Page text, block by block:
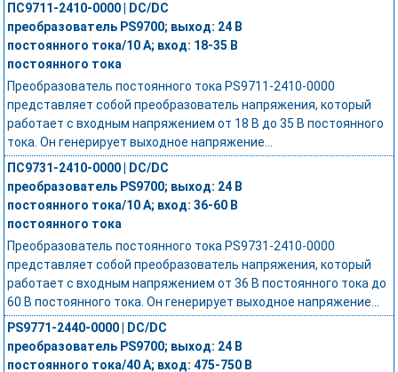
ПС9711-2410-0000 | DC/DC
преобразователь PS9700; выход: 24 В
постоянного тока/10 А; вход: 18-35 В
постоянного тока
Преобразователь постоянного тока PS9711-2410-0000
представляет собой преобразователь напряжения, который
работает с входным напряжением от 18 В до 35 В постоянного
тока. Он генерирует выходное напряжение...
ПС9731-2410-0000 | DC/DC
преобразователь PS9700; выход: 24 В
постоянного тока/10 А; вход: 36-60 В
постоянного тока
Преобразователь постоянного тока PS9731-2410-0000
представляет собой преобразователь напряжения, который
работает с входным напряжением от 36 В постоянного тока до
60 В постоянного тока. Он генерирует выходное напряжение...
PS9771-2440-0000 | DC/DC
преобразователь PS9700; выход: 24 В
постоянного тока/40 А; вход: 475-750 В